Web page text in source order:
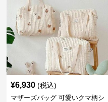
¥6,930 (税込)
マザーズバッグ 可愛いクマ柄シ